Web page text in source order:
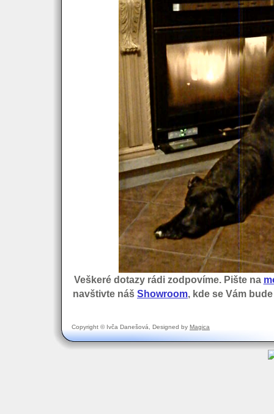
Veškeré dotazy rádi zodpovíme. Pište na
navštivte náš Showroom, kde se Vám
Copyright © Ivča Danešová, Designed by Magica